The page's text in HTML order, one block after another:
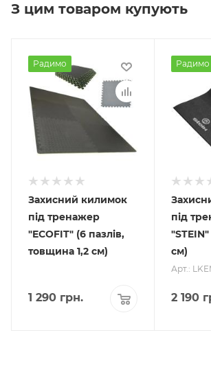
З цим товаром купують
Радимо
Захисний килимок
під тренажер
"ECOFIT" (6 пазлів,
товщина 1,2 см)
1 290 грн.
Радимо
під
см)
Арт.:
2 190